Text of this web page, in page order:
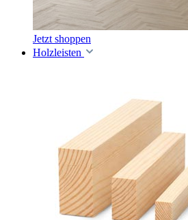
Jetzt shoppen
Holzleisten